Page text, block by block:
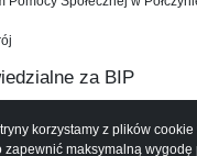
za BIP
korzystamy z plików
zapewnić maksymalną wygodę